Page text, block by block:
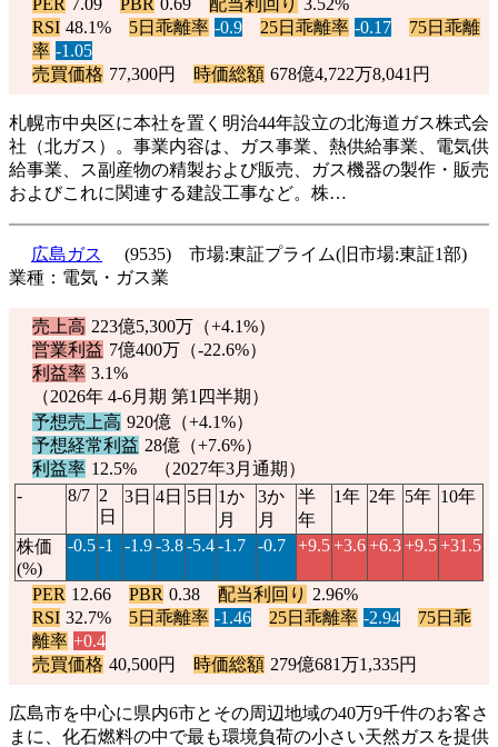
RSI 48.1% 5日乖離率 -0.9 25日乖離率 -0.17
75日乖離
率 -1.05
売買価格 77,300円 時価総額 678億4,722万8,041円
札幌市中央区に本社を置く明治44年設立の北海道ガス株式会
社（北ガス）。事業内容は、ガス事業、熱供給事業、電気供
給事業、ス副産物の精製および販売、ガス機器の製作・販売
およびこれに関連する建設工事など。株…
広島ガス
(9535) 市場:東証プライム(旧市場:東証1部)
業種：電気・ガス業
売上高 223億5,300万（+4.1%）
営業利益 7億400万（-22.6%）
利益率 3.1%
（2026年 4-6月期 第1四半期）
予想売上高 920億（+4.1%）
予想経常利益 28億（+7.6%）
利益率 12.5% （2027年3月通期）
-
8/7 2
日
3日 4日 5日 1か
月
3か
月
半
年
1年 2年 5年 10年
株価
(%)
-0.5-1 -1.9-3.8-5.4-1.7 -0.7 +9.5+3.6+6.3+9.5+31.5
PER 12.66 PBR 0.38 配当利回り 2.96%
RSI 32.7% 5日乖離率 -1.46 25日乖離率 -2.94
75日乖
離率 +0.4
売買価格 40,500円 時価総額 279億681万1,335円
広島市を中心に県内6市とその周辺地域の40万9千件のお客さ
まに、化石燃料の中で最も環境負荷の小さい天然ガスを提供